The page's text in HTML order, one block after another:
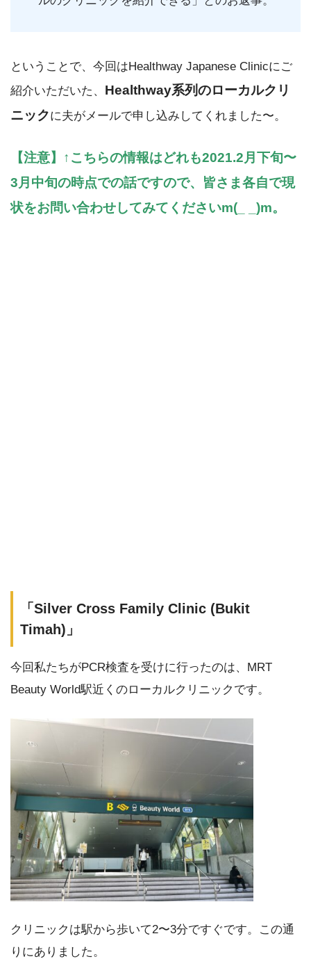
ということで、今回はHealthway Japanese Clinicにご
紹介いただいた、 Healthway系列のローカルクリ
ニックに夫がメールで申し込みしてくれました〜。
【注意】↑こちらの情報はどれも2021.2月下旬〜
3月中旬の時点での話ですので、皆さま各自で現
状をお問い合わせしてみてくださいm(_ _)m。
「Silver Cross Family Clinic (Bukit
Timah)」
今回私たちがPCR検査を受けに行ったのは、MRT
Beauty World駅近くのローカルクリニックです。
クリニックは駅から歩いて2〜3分ですぐです。この通
りにありました。